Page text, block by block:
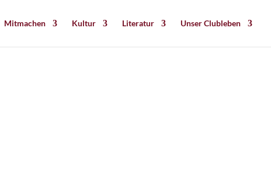
Mitmachen Kultur Literatur Unser Clubleben